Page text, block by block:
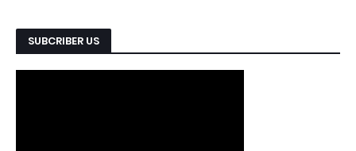
SUBCRIBER US